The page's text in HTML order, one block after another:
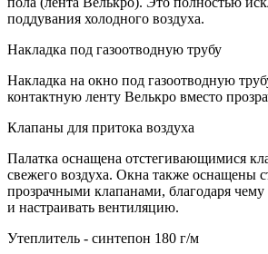
поддувания холодного воздуха.
Накладка под газоотводную трубу
Накладка на окно под газоотводную
контактную ленту Велькро вместо
Клапаны для притока воздуха
Палатка оснащена отстегивающимися
свежего воздуха. Окна также оснащены
прозрачными клапанами, благодаря
и настраивать вентиляцию.
Утеплитель - синтепон 180 г/м